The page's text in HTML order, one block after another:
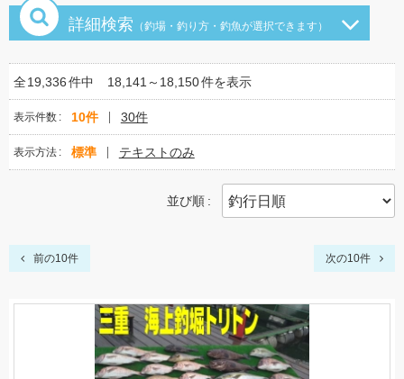
詳細検索 （釣場・釣り方・釣魚が選択できます）
全19,336件中 18,141～18,150件を表示
表示件数 10件 30件
表示方法 標準 テキストのみ
並び順
前の10件 次の10件